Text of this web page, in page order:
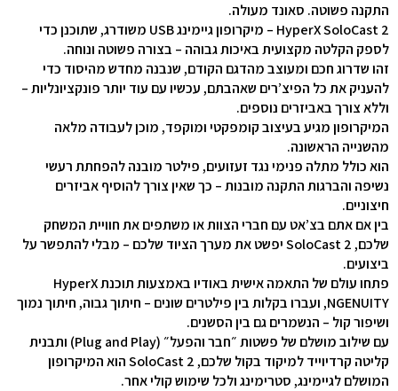
התקנה פשוטה. סאונד מעולה.
HyperX SoloCast 2 – מיקרופון גיימינג USB משודרג, שתוכנן כדי
לספק הקלטה מקצועית באיכות גבוהה – בצורה פשוטה ונוחה.
זהו שדרוג חכם ומעוצב מהדגם הקודם, שנבנה מחדש מהיסוד כדי
להעניק את כל הפיצ’רים שאהבתם, עכשיו עם עוד יותר פונקציונליות –
וללא צורך באביזרים נוספים.
המיקרופון מגיע בעיצוב קומפקטי ומוקפד, מוכן לעבודה מלאה
מהשנייה הראשונה.
הוא כולל מתלה פנימי נגד זעזועים, פילטר מובנה להפחתת רעשי
נשיפה והברגות התקנה מובנות – כך שאין צורך להוסיף אביזרים
חיצוניים.
בין אם אתם בצ’אט עם חברי הצוות או משתפים את חוויית המשחק
שלכם, SoloCast 2 יפשט את מערך הציוד שלכם – מבלי להתפשר על
ביצועים.
פתחו עולם של התאמה אישית באודיו באמצעות תוכנת HyperX
NGENUITY, ועברו בקלות בין פילטרים שונים – חיתוך גבוה, חיתוך נמוך
ושיפור קול – הנשמרים גם בין הסשנים.
עם שילוב מושלם של פשטות ״חבר והפעל״ (Plug and Play) ותבנית
קליטה קרדיוייד למיקוד בקול שלכם, SoloCast 2 הוא המיקרופון
המושלם לגיימינג, סטרימינג ולכל שימוש קולי אחר.